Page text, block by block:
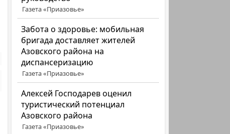
Газета «Приазовье»
Забота о здоровье: мобильная
бригада доставляет жителей
Азовского района на
диспансеризацию
Газета «Приазовье»
Алексей Господарев оценил
туристический потенциал
Азовского района
Газета «Приазовье»